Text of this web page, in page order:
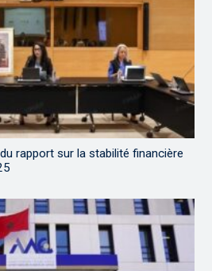
rapport sur la stabilité financière